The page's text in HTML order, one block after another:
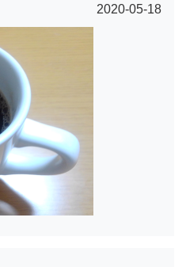
2020-05-18